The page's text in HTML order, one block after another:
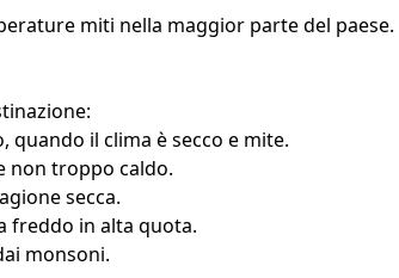
miti nella maggior parte del paese.
quando il clima è secco e mite.
non troppo caldo.
secca.
freddo in alta quota.
monsoni.